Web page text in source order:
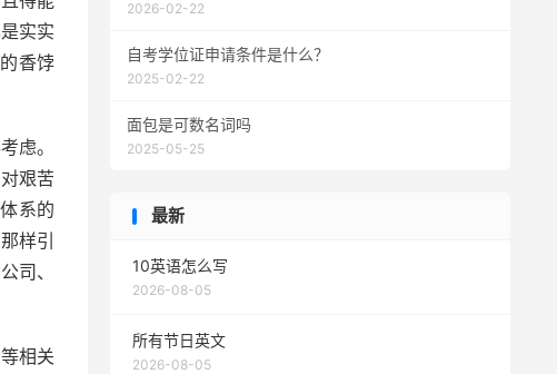
实实
香饽
虑。
艰苦
系的
样引
司、
相关
2026-02-22
自考学位证申请条件是什么？
2025-02-22
面包是可数名词吗
2025-05-25
最新
10英语怎么写
2026-08-05
所有节日英文
2026-08-05